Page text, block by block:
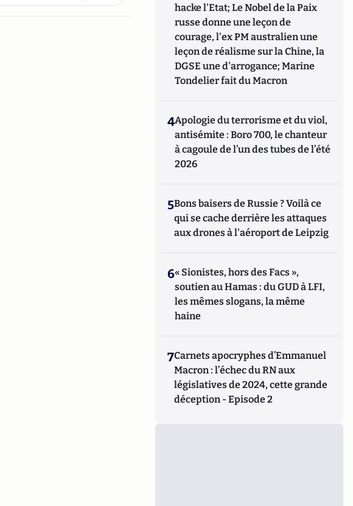
hacke l'Etat; Le Nobel de la Paix
russe donne une leçon de
courage, l'ex PM australien une
leçon de réalisme sur la Chine, la
DGSE une d'arrogance; Marine
Tondelier fait du Macron
4Apologie du terrorisme et du viol,
antisémite : Boro 700, le chanteur
à cagoule de l’un des tubes de l’été
2026
5Bons baisers de Russie ? Voilà ce
qui se cache derrière les attaques
aux drones à l'aéroport de Leipzig
6« Sionistes, hors des Facs »,
soutien au Hamas : du GUD à LFI,
les mêmes slogans, la même
haine
7Carnets apocryphes d’Emmanuel
Macron : l’échec du RN aux
législatives de 2024, cette grande
déception - Episode 2